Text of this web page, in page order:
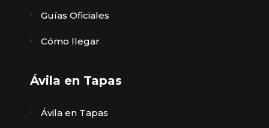
Guías Oficiales
Cómo llegar
Ávila en Tapas
Ávila en Tapas